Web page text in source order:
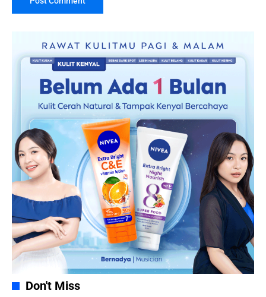
Don't Miss